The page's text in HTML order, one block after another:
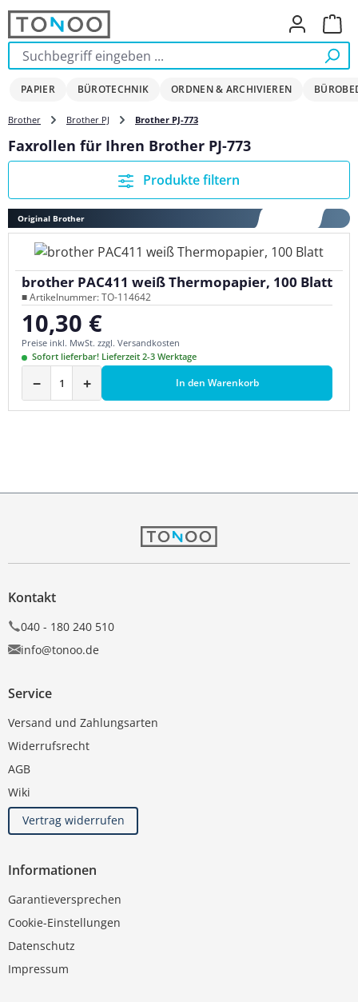
Zum Hauptinhalt springen
PAPIER BÜROTECHNIK ORDNEN & ARCHIVIEREN
Brother Brother PJ Brother PJ-773
Faxrollen für Ihren Brother PJ-773
Produkte filtern
Original Brother
brother PAC411 weiß Thermopapier, 100 Blatt
■ Artikelnummer: TO-114642
Regulärer Preis:
10,30 €
Preise inkl. MwSt. zzgl. Versandkosten
Sofort lieferbar! Lieferzeit 2-3 Werktage
− + In den Warenkorb
Kontakt
040 - 180 240 510
info@tonoo.de
Service
Versand und Zahlungsarten
Widerrufsrecht
AGB
Wiki
Vertrag widerrufen
Informationen
Garantieversprechen
Cookie-Einstellungen
Datenschutz
Impressum